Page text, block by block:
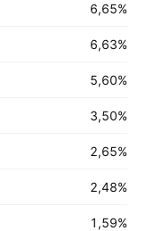
6,65%
6,63%
5,60%
3,50%
2,65%
2,48%
1,59%